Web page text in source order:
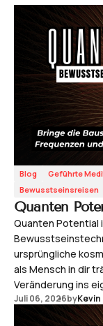
Blog Geführte
Bewusstseinsreisen
Quanten
Quanten Potential
ursprüngliche
als Mensch in dir
Veränderung ins
Juli 06, 2026byKevin